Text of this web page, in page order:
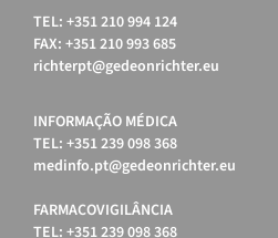
TEL: +351 210 994 124
FAX: +351 210 993 685
richterpt@gedeonrichter.eu
INFORMAÇÃO MÉDICA
TEL: +351 239 098 368
medinfo.pt@gedeonrichter.eu
FARMACOVIGILÂNCIA
TEL: +351 239 098 368